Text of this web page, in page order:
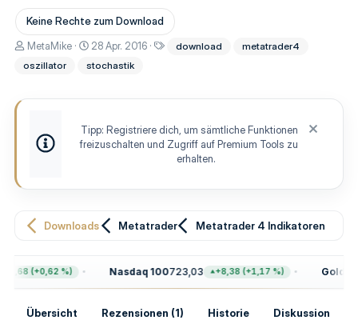
Keine Rechte zum Download
A
t
MetaMike
D
t
s
t
g
28 Apr. 2016
o
r
download
metatrader4
oszillator
stochastik
Tipp: Registriere dich, um sämtliche Funktionen
freizuschalten und Zugriff auf Premium Tools zu
erhalten.
Downloads Metatrader Metatrader 4 Indikatoren
(+0,62 %) Nasdaq 100723,03 +8,38 (+1,17 %) Gold
Übersicht Rezensionen (1) Historie Diskussion